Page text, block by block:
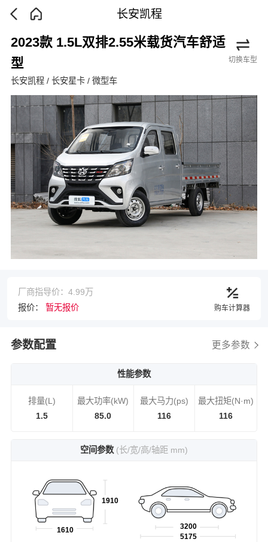
长安凯程
2023款 1.5L双排2.55米载货汽车舒适
型
长安凯程 / 长安星卡 / 微型车
切换车型
厂商指导价：4.99万
报价： 暂无报价 购车计算器
参数配置 更多参数
性能参数
排量(L)
1.5
最大功率(kW)
85.0
最大马力(ps)
116
最大扭矩(N·m)
116
空间参数 (长/宽/高/轴距 mm)
1610
1910
5175
3200